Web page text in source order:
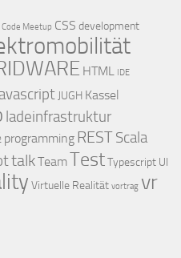
Code Meetup CSS development
HTML IDE
JUGH Kassel
ladeinfrastruktur
programming RESTScala
talkTeamTestTypescript UI
Virtuelle Realität vortrag vr